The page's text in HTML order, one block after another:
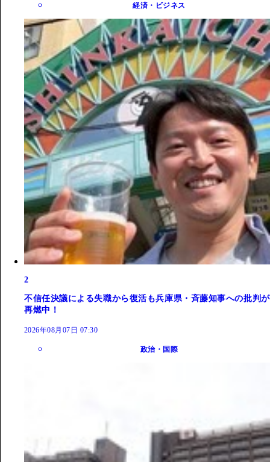
経済・ビジネス
2
不信任決議による失職から復活も兵庫県・斉藤知事への批判が
再燃中！
2026年08月07日 07:30
政治・国際